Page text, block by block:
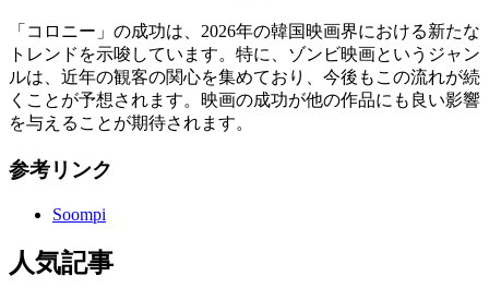
「コロニー」の成功は、2026年の韓国映画界における新たな
トレンドを示唆しています。特に、ゾンビ映画というジャン
ルは、近年の観客の関心を集めており、今後もこの流れが続
くことが予想されます。映画の成功が他の作品にも良い影響
を与えることが期待されます。
参考リンク
Soompi
人気記事